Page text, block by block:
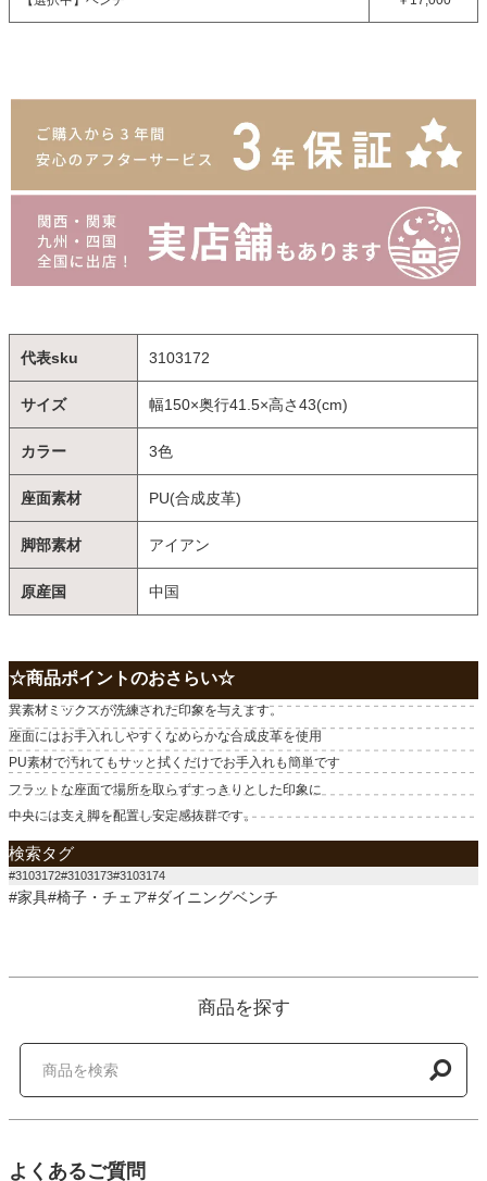
代表sku 3103172
サイズ 幅150×奥行41.5×高さ43(cm)
カラー 3色
座面素材 PU(合成皮革)
脚部素材 アイアン
原産国 中国
☆商品ポイントのおさらい☆
異素材ミックスが洗練された印象を与えます。
座面にはお手入れしやすくなめらかな合成皮革を使用
PU素材で汚れてもサッと拭くだけでお手入れも簡単です
フラットな座面で場所を取らずすっきりとした印象に
中央には支え脚を配置し安定感抜群です。
検索タグ
#3103172#3103173#3103174
#家具#椅子・チェア#ダイニングベンチ
商品を探す
よくあるご質問